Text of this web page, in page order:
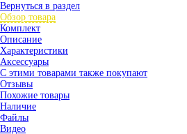
Вернуться в раздел
Обзор товара
Комплект
Описание
Характеристики
Аксессуары
С этими товарами также покупают
Отзывы
Похожие товары
Наличие
Файлы
Видео